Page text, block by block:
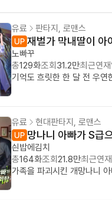
유료 판타지, 로맨스
재벌가 막내딸이 아
노빠꾸
총129화조회 31.2만최근연재
기억도 흐릿한 한 달 전 우연
유료 현대판타지, 로맨스
망나니 아빠가 S급
싄밥에김치
총164화조회21.8만최근연
가족을 파괴시킨 개망나니